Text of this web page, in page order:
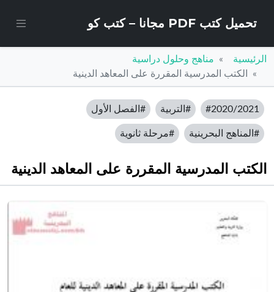
تحميل كتب PDF مجانا – كتب كو
الرئيسية
مناهج وحلول دراسية
الكتب المدرسية المقررة على المعاهد الدينية
#2020/2021 #التربية #الفصل الأول
#المناهج البحرينية #مرحلة ثانوية
الكتب المدرسية المقررة على المعاهد الدينية